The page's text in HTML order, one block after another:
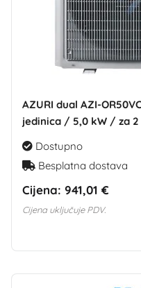
AZURI dual AZI-
jedinica / 5,0 kW / za
Dostupno
Besplatna dostava
Cijena: 941,01 €
Cijena uključuje PDV.